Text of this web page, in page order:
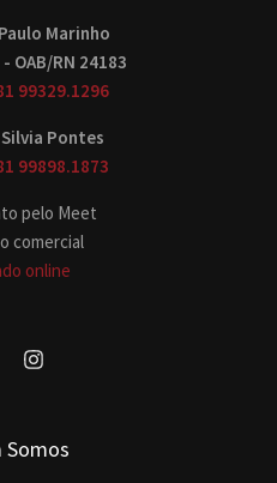
Marinho
OAB/RN 24183
99329.1296
Pontes
99898.1873
pelo Meet
comercial
online
Somos